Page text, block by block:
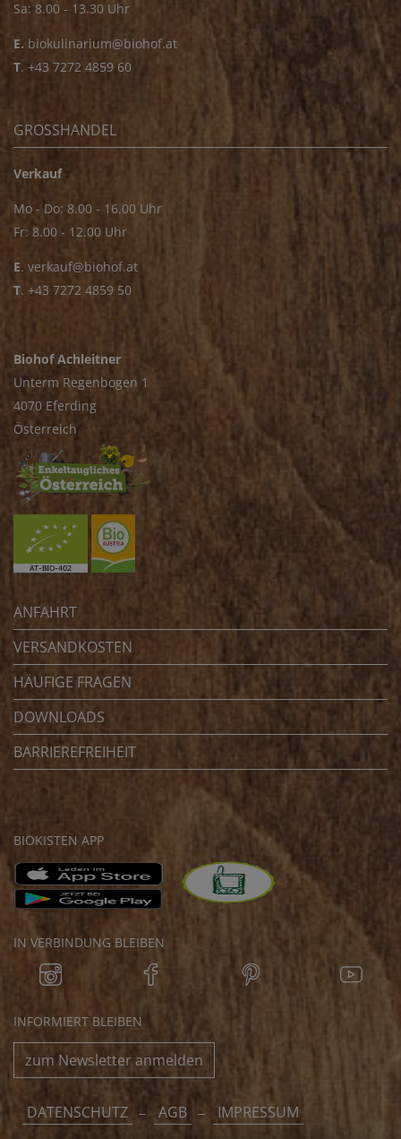
Sa: 8.00 - 13.30 Uhr
E. biokulinarium@biohof.at
T. +43 7272 4859 60
GROSSHANDEL
Verkauf
Mo - Do: 8.00 - 16.00 Uhr
Fr: 8.00 - 12.00 Uhr
E. verkauf@biohof.at
T. +43 7272 4859 50
Biohof Achleitner
Unterm Regenbogen 1
4070 Eferding
Österreich
ANFAHRT
VERSANDKOSTEN
HÄUFIGE FRAGEN
DOWNLOADS
BARRIEREFREIHEIT
BIOKISTEN APP
IN VERBINDUNG BLEIBEN
INFORMIERT BLEIBEN
zum Newsletter anmelden
DATENSCHUTZ AGB IMPRESSUM